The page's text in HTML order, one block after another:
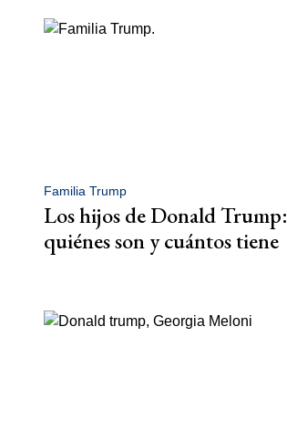
Familia Trump
Los hijos de Donald Trump:
quiénes son y cuántos tiene